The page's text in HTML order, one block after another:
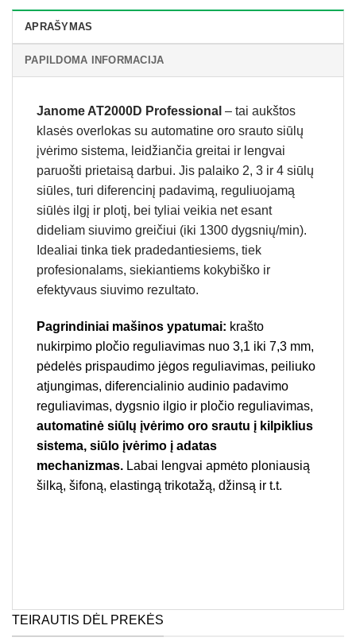
APRAŠYMAS
PAPILDOMA INFORMACIJA
Janome AT2000D Professional – tai aukštos
klasės overlokas su automatine oro srauto siūlų
įvėrimo sistema, leidžiančia greitai ir lengvai
paruošti prietaisą darbui. Jis palaiko 2, 3 ir 4 siūlų
siūles, turi diferencinį padavimą, reguliuojamą
siūlės ilgį ir plotį, bei tyliai veikia net esant
dideliam siuvimo greičiui (iki 1300 dygsnių/min).
Idealiai tinka tiek pradedantiesiems, tiek
profesionalams, siekiantiems kokybiško ir
efektyvaus siuvimo rezultato.
Pagrindiniai mašinos ypatumai: krašto
nukirpimo pločio reguliavimas nuo 3,1 iki 7,3 mm,
pėdelės prispaudimo jėgos reguliavimas, peiliuko
atjungimas, diferencialinio audinio padavimo
reguliavimas, dygsnio ilgio ir pločio reguliavimas,
automatinė siūlų įvėrimo oro srautu į kilpiklius
sistema, siūlo įvėrimo į adatas
mechanizmas. Labai lengvai apmėto ploniausią
šilką, šifoną, elastingą trikotažą, džinsą ir t.t.
TEIRAUTIS DĖL PREKĖS